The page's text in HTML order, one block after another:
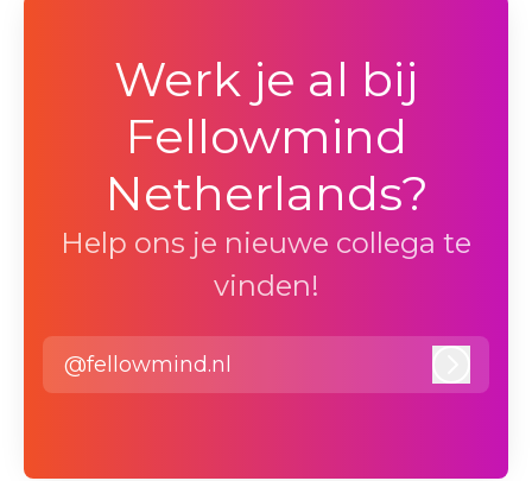
Werk je al bij
Fellowmind
Netherlands?
Help ons je nieuwe collega te
vinden!
@fellowmind.nl